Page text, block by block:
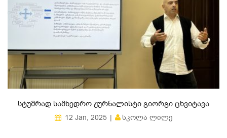
ᲡᲢᲣᲛᲠᲐᲓ ᲡᲐᲛᲮᲔᲓᲠᲝ ᲟᲣᲠᲜᲐᲚᲘᲡᲢᲘ ᲒᲘᲝᲠᲒᲘ ᲪᲮᲕᲘᲢᲐᲕᲐ
12 Jan, 2025 ᲡᲙᲝᲚᲐ ᲚᲘᲚᲔ